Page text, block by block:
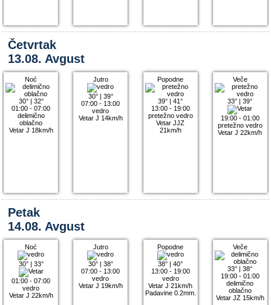
Četvrtak
13.08. Avgust
Noć
30°| 32°
01:00 - 07:00
delimično
oblačno
Vetar J 18km/h
Jutro
30°| 39°
07:00 - 13:00
vedro
Vetar J 14km/h
Popodne
39° |41°
13:00 - 19:00
pretežno vedro
Vetar JJZ
21km/h
Veče
33° |39°
19:00 - 01:00
pretežno vedro
Vetar J 22km/h
Petak
14.08. Avgust
Noć
30°| 33°
01:00 - 07:00
vedro
Vetar J 22km/h
Jutro
30°| 38°
07:00 - 13:00
vedro
Vetar J 19km/h
Popodne
38° |40°
13:00 - 19:00
vedro
Vetar J 21km/h
Padavine 0.2mm.
Veče
33° |38°
19:00 - 01:00
delimično
oblačno
Vetar JZ 15km/h